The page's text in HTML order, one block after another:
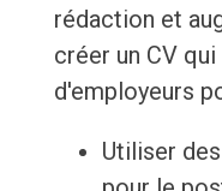
rédaction et
créer un CV
d'employeurs
Utiliser